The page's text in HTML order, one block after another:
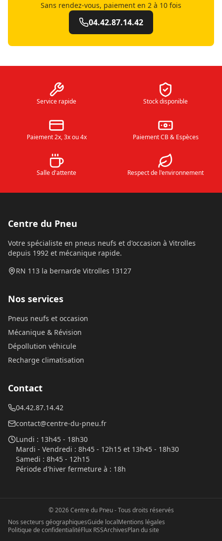
Sans rendez-vous, paiement en 2 à 10 fois
04.42.87.14.42
Service rapide Stock disponible
Paiement 2x, 3x ou 4x Paiement CB & Espèces
Salle d'attente Respect de l'environnement
Centre du Pneu
Votre spécialiste en pneus neufs et d'occasion à Vitrolles
depuis 1992 et mécanique rapide.
RN 113 la bernarde Vitrolles 13127
Nos services
Pneus neufs et occasion
Mécanique & Révision
Dépollution véhicule
Recharge climatisation
Contact
04.42.87.14.42
contact@centre-du-pneu.fr
Lundi : 13h45 - 18h30
Mardi - Vendredi : 8h45 - 12h15 et 13h45 - 18h30
Samedi : 8h45 - 12h15
Période d'hiver fermeture à : 18h
©2026 Centre du Pneu- Tous droits réservés
Nos secteurs géographiquesGuide localMentions légales
Politique de confidentialitéFlux RSSArchivesPlan du site